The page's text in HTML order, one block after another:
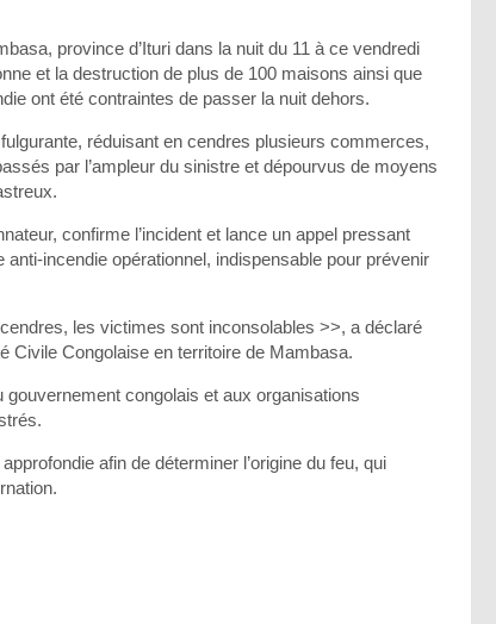
province d’Ituri dans la nuit du 11 à ce vendredi
et la destruction de plus de 100 maisons ainsi que
ont été contraintes de passer la nuit dehors.
réduisant en cendres plusieurs commerces,
par l’ampleur du sinistre et dépourvus de moyens
confirme l’incident et lance un appel pressant
incendie opérationnel, indispensable pour prévenir
les victimes sont inconsolables >>, a déclaré
Civile Congolaise en territoire de Mambasa.
congolais et aux organisations
afin de déterminer l’origine du feu, qui